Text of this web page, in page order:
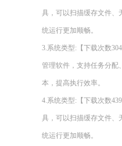
具，可以扫描缓存文件、
统运行更加顺畅。
3.系统类型:【下载次数
管理软件，支持任务分配
本，提高执行效率。
4.系统类型:【下载次数
具，可以扫描缓存文件、
统运行更加顺畅。